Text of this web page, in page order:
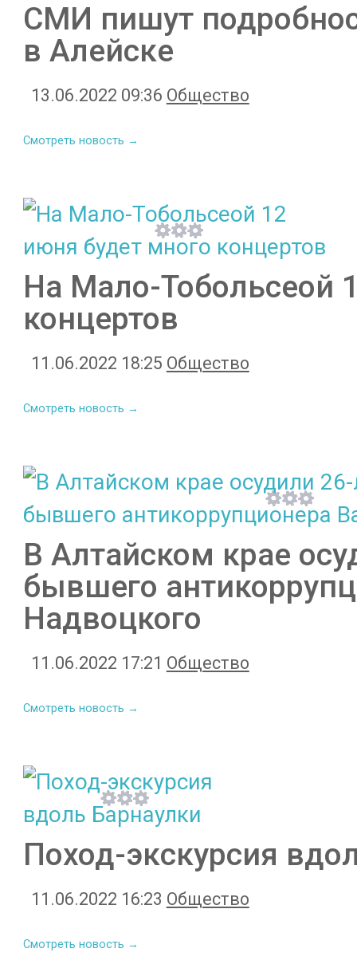
СМИ пишут
в Алейске
13.06.2022 09:36 Общество
Смотреть новость →
На Мало-Тобольсеой
концертов
11.06.2022 18:25 Общество
Смотреть новость →
В Алтайском крае
бывшего
Надвоцкого
11.06.2022 17:21 Общество
Смотреть новость →
Поход-экскурсия
11.06.2022 16:23 Общество
Смотреть новость →